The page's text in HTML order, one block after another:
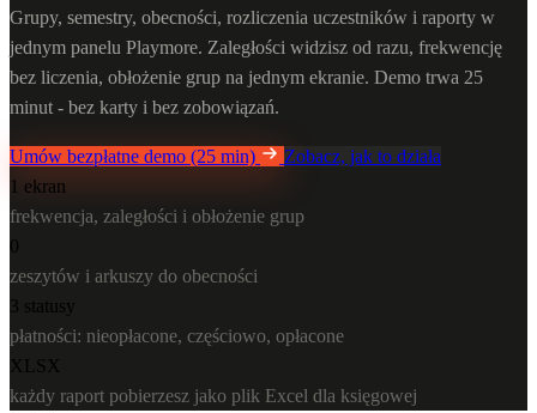
Grupy, semestry, obecności, rozliczenia uczestników i raporty w
jednym panelu Playmore. Zaległości widzisz od razu, frekwencję
bez liczenia, obłożenie grup na jednym ekranie. Demo trwa 25
minut - bez karty i bez zobowiązań.
Umów bezpłatne demo (25 min)
Zobacz, jak to działa
1 ekran
frekwencja, zaległości i obłożenie grup
0
zeszytów i arkuszy do obecności
3 statusy
płatności: nieopłacone, częściowo, opłacone
XLSX
każdy raport pobierzesz jako plik Excel dla księgowej